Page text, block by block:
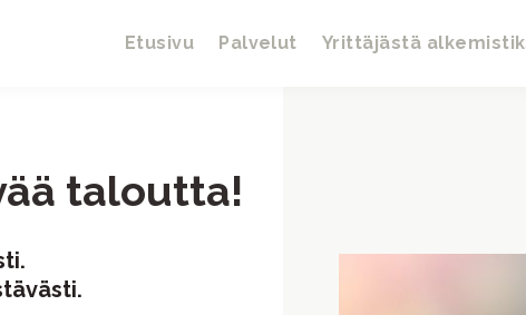
Etusivu Palvelut Yrittäjästä
taloutta!